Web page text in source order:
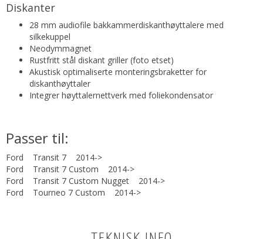
Diskanter
28 mm audiofile bakkammerdiskanthøyttalere med
silkekuppel
Neodymmagnet
Rustfritt stål diskant griller (foto etset)
Akustisk optimaliserte monteringsbraketter for
diskanthøyttaler
Integrer høyttalernettverk med foliekondensator
Passer til:
Ford Transit 7 2014->
Ford Transit 7 Custom 2014->
Ford Transit 7 Custom Nugget 2014->
Ford Tourneo 7 Custom 2014->